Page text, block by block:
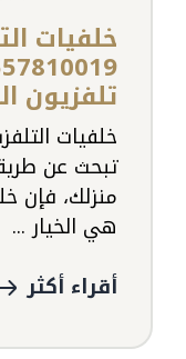
خلفيات
تلفزيون
خلفيات
تبحث عن
منزلك، فإن
هي الخيار ...
أقراء أكثر